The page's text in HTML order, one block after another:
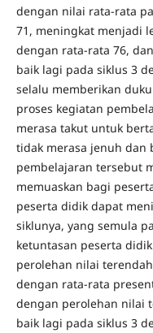
dengan nilai rata-rata
71, meningkat menjadi
dengan rata-rata 76,
baik lagi pada siklus 3
selalu memberikan
proses kegiatan
merasa takut untuk
tidak merasa jenuh dan
pembelajaran tersebut
memuaskan bagi
peserta didik dapat
siklunya, yang semula
ketuntasan peserta
perolehan nilai
dengan rata-rata
dengan perolehan nilai
baik lagi pada siklus 3